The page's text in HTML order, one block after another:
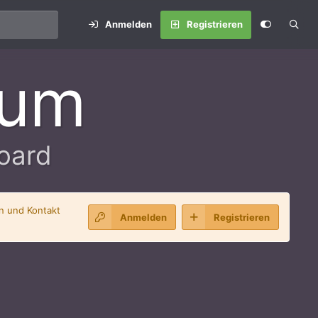
Anmelden Registrieren
und Kontakt
Anmelden Registrieren